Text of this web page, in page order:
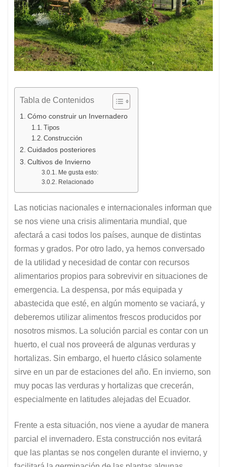
Tabla de Contenidos
Cómo construir un Invernadero
Tipos
Construcción
Cuidados posteriores
Cultivos de Invierno
Me gusta esto:
Relacionado
Las noticias nacionales e internacionales informan que
se nos viene una crisis alimentaria mundial, que
afectará a casi todos los países, aunque de distintas
formas y grados. Por otro lado, ya hemos conversado
de la utilidad y necesidad de contar con recursos
alimentarios propios para sobrevivir en situaciones de
emergencia. La despensa, por más equipada y
abastecida que esté, en algún momento se vaciará, y
deberemos utilizar alimentos frescos producidos por
nosotros mismos. La solución parcial es contar con un
huerto, el cual nos proveerá de algunas verduras y
hortalizas. Sin embargo, el huerto clásico solamente
sirve en un par de estaciones del año. En invierno, son
muy pocas las verduras y hortalizas que crecerán,
especialmente en latitudes alejadas del Ecuador.
Frente a esta situación, nos viene a ayudar de manera
parcial el invernadero. Esta construcción nos evitará
que las plantas se nos congelen durante el invierno, y